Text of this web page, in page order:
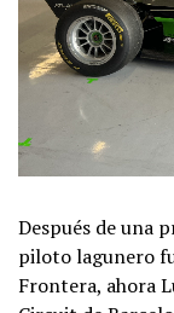
Después de una
piloto lagunero
Frontera, ahora